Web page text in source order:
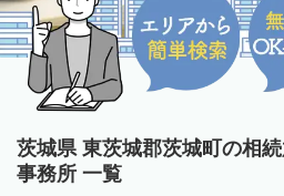
茨城県 東茨城郡茨城町の相
事務所 一覧